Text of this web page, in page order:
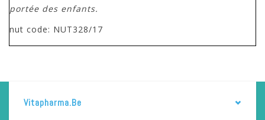
portée des enfants.
nut code: NUT328/17
Vitapharma.be